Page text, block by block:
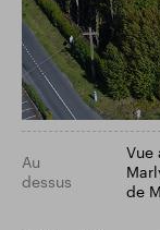
Au
dessus
Vue
de